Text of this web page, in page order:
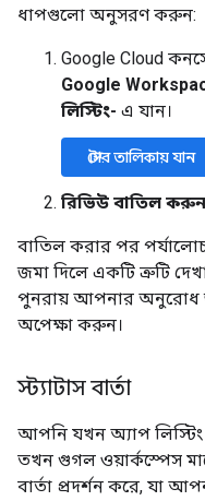
ধাপগুলো অনুসরণ করুন:
Google Cloud
Google
লিস্টিং- এ যান।
স্টোর তালিকায় যান
রিভিউ বাতিল
বাতিল করার পর
জমা দিলে একটি ত্রুটি
পুনরায় আপনার অনুরোধ
অপেক্ষা করুন।
স্ট্যাটাস বার্তা
আপনি যখন অ্যাপ লিস্টিং
তখন গুগল ওয়ার্কস্পেস
বার্তা প্রদর্শন করে, যা